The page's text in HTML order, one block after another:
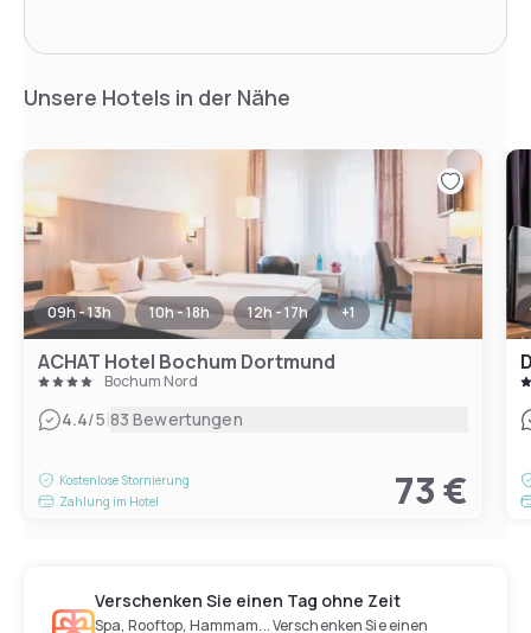
Unsere Hotels in der Nähe
09h - 13h 10h - 18h 12h - 17h +1
ACHAT Hotel Bochum Dortmund
Bochum Nord
4.4/5|83 Bewertungen
Kostenlose Stornierung
Zahlung im Hotel
73 €
Verschenken Sie einen Tag ohne Zeit
Spa, Rooftop, Hammam... Verschenken Sie einen